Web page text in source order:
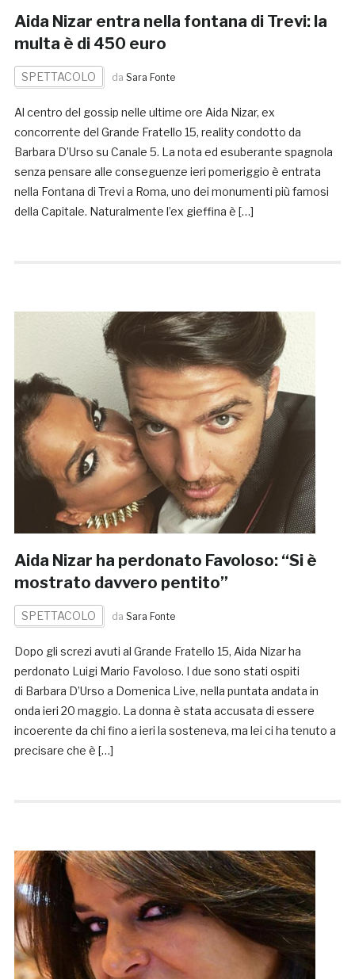
Aida Nizar entra nella fontana di Trevi: la
multa è di 450 euro
SPETTACOLO da Sara Fonte
Al centro del gossip nelle ultime ore Aida Nizar, ex
concorrente del Grande Fratello 15, reality condotto da
Barbara D’Urso su Canale 5. La nota ed esuberante spagnola
senza pensare alle conseguenze ieri pomeriggio è entrata
nella Fontana di Trevi a Roma, uno dei monumenti più famosi
della Capitale. Naturalmente l’ex gieffina è […]
Aida Nizar ha perdonato Favoloso: “Si è
mostrato davvero pentito”
SPETTACOLO da Sara Fonte
Dopo gli screzi avuti al Grande Fratello 15, Aida Nizar ha
perdonato Luigi Mario Favoloso. I due sono stati ospiti
di Barbara D’Urso a Domenica Live, nella puntata andata in
onda ieri 20 maggio. La donna è stata accusata di essere
incoerente da chi fino a ieri la sosteneva, ma lei ci ha tenuto a
precisare che è […]